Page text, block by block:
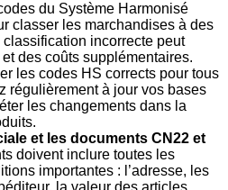
du Système Harmonisé
classer les marchandises à des
incorrecte peut
des coûts supplémentaires.
les codes HS corrects pour tous
régulièrement à jour vos bases
les changements dans la
et les documents CN22 et
doivent inclure toutes les
importantes : l’adresse, les
la valeur des articles